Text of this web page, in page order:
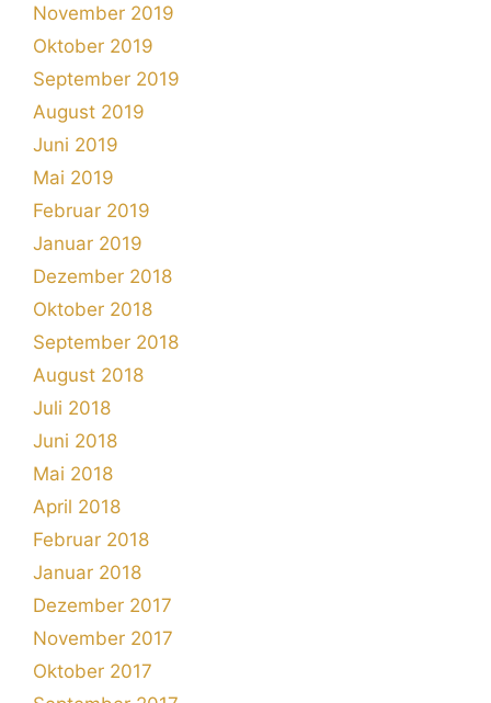
November 2019
Oktober 2019
September 2019
August 2019
Juni 2019
Mai 2019
Februar 2019
Januar 2019
Dezember 2018
Oktober 2018
September 2018
August 2018
Juli 2018
Juni 2018
Mai 2018
April 2018
Februar 2018
Januar 2018
Dezember 2017
November 2017
Oktober 2017